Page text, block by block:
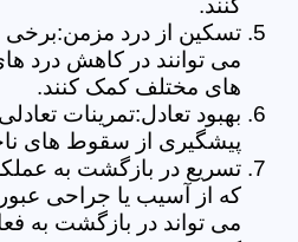
تسکین از درد مزمن:برخی
می توانند در کاهش درد
های مختلف کمک کنند.
بهبود تعادل:تمرینات
پیشگیری از سقوط های
تسریع در بازگشت به
که از آسیب یا جراحی عبور
می تواند در بازگشت به